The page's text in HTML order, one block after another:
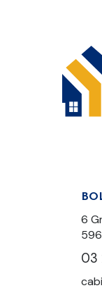
6
03